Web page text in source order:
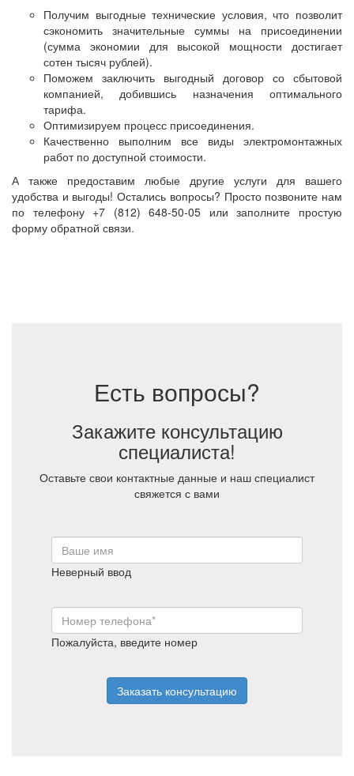
Получим выгодные технические условия, что позволит
сэкономить значительные суммы на присоединении
(сумма экономии для высокой мощности достигает
сотен тысяч рублей).
Поможем заключить выгодный договор со сбытовой
компанией, добившись назначения оптимального
тарифа.
Оптимизируем процесс присоединения.
Качественно выполним все виды электромонтажных
работ по доступной стоимости.
А также предоставим любые другие услуги для вашего
удобства и выгоды! Остались вопросы? Просто позвоните нам
по телефону +7 (812) 648-50-05 или заполните простую
форму обратной связи.
Есть вопросы?
Закажите консультацию
специалиста!
Оставьте свои контактные данные и наш специалист
свяжется с вами
Неверный ввод
Пожалуйста, введите номер
Заказать консультацию